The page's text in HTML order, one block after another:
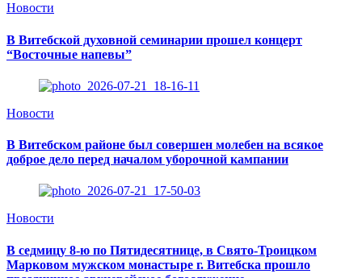
Новости
В Витебской духовной семинарии прошел концерт
“Восточные напевы”
Новости
В Витебском районе был совершен молебен на всякое
доброе дело перед началом уборочной кампании
Новости
В седмицу 8-ю по Пятидесятнице, в Свято-Троицком
Марковом мужском монастыре г. Витебска прошло